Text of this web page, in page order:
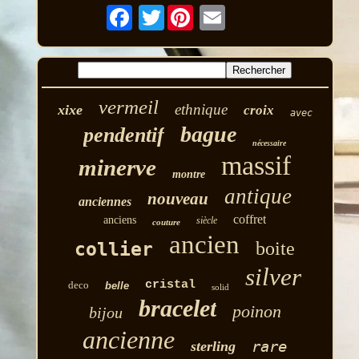
Twitter
xixe vermeil ethnique croix avec
pendentif bague nécessaire
minerve montre massif
anciennes nouveau antique
anciens couture siècle coffret
collier ancien boite
deco belle cristal solid silver
bijou bracelet poinon
ancienne sterling rare